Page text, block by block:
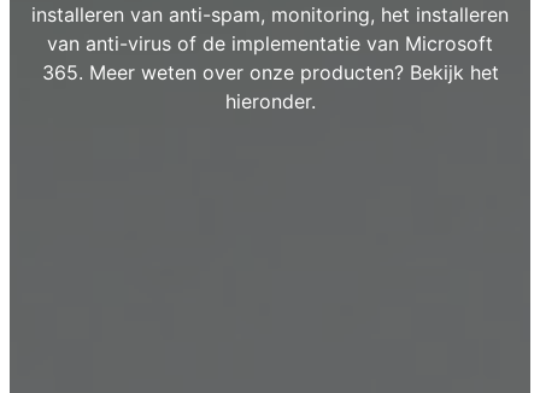
installeren van anti-spam, monitoring, het installeren
van anti-virus of de implementatie van Microsoft
365. Meer weten over onze producten? Bekijk het
hieronder.